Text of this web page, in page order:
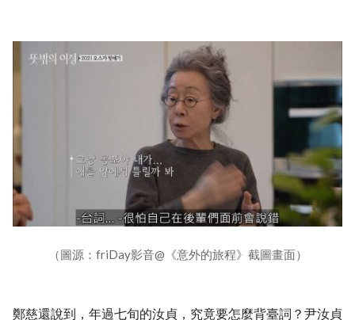
（圖源：friDay影音@《意外的旅程》截圖畫面）
鄭慈還說到，年過七旬的汝貞，究竟要怎麼背臺詞？尹汝貞